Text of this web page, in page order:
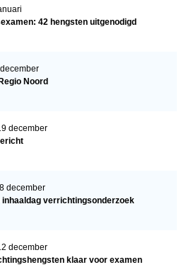
42 hengsten uitgenodigd
Noord
december
december
inhaaldag verrichtingsonderzoek
december
klaar voor examen